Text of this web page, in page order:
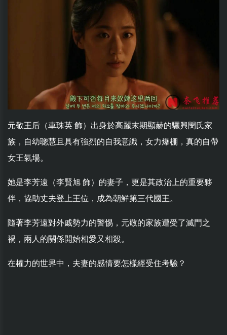
元敬王后（車珠英 飾）出身於高麗末期顯赫的驪興閔氏家
族，自幼聰慧且具有強烈的自我意識，女力爆棚，真的自帶
女王氣場。
她是李芳遠（李賢旭 飾）的妻子，更是其政治上的重要夥
伴，協助丈夫登上王位，成為朝鮮第三代國王。
隨著李芳遠對外戚勢力的警惕，元敬的家族遭受了滅門之
禍，兩人的關係開始相愛又相殺。
在權力的世界中，夫妻的感情要怎樣經受住考驗？